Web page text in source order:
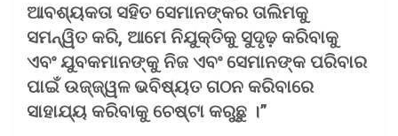
ଆବଶ୍ୟକତା ସହିତ ସେମାନଙ୍କର ତାଲିମକୁ
ସମନ୍ୱିତ କରି, ଆମେ ନିଯୁକ୍ତିକୁ ସୁଦୃଢ଼ ​​କରିବାକୁ
ଏବଂ ଯୁବକମାନଙ୍କୁ ନିଜ ଏବଂ ସେମାନଙ୍କ ପରିବାର
ପାଇଁ ଉଜ୍ଜ୍ୱଳ ଭବିଷ୍ୟତ ଗଠନ କରିବାରେ
ସାହାଯ୍ୟ କରିବାକୁ ଚେଷ୍ଟା କରୁଛୁ ।”